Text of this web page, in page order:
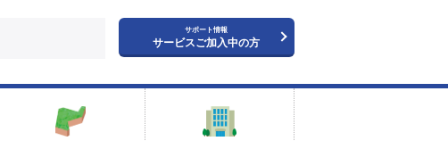
サポート情報
サービスご加入中の方